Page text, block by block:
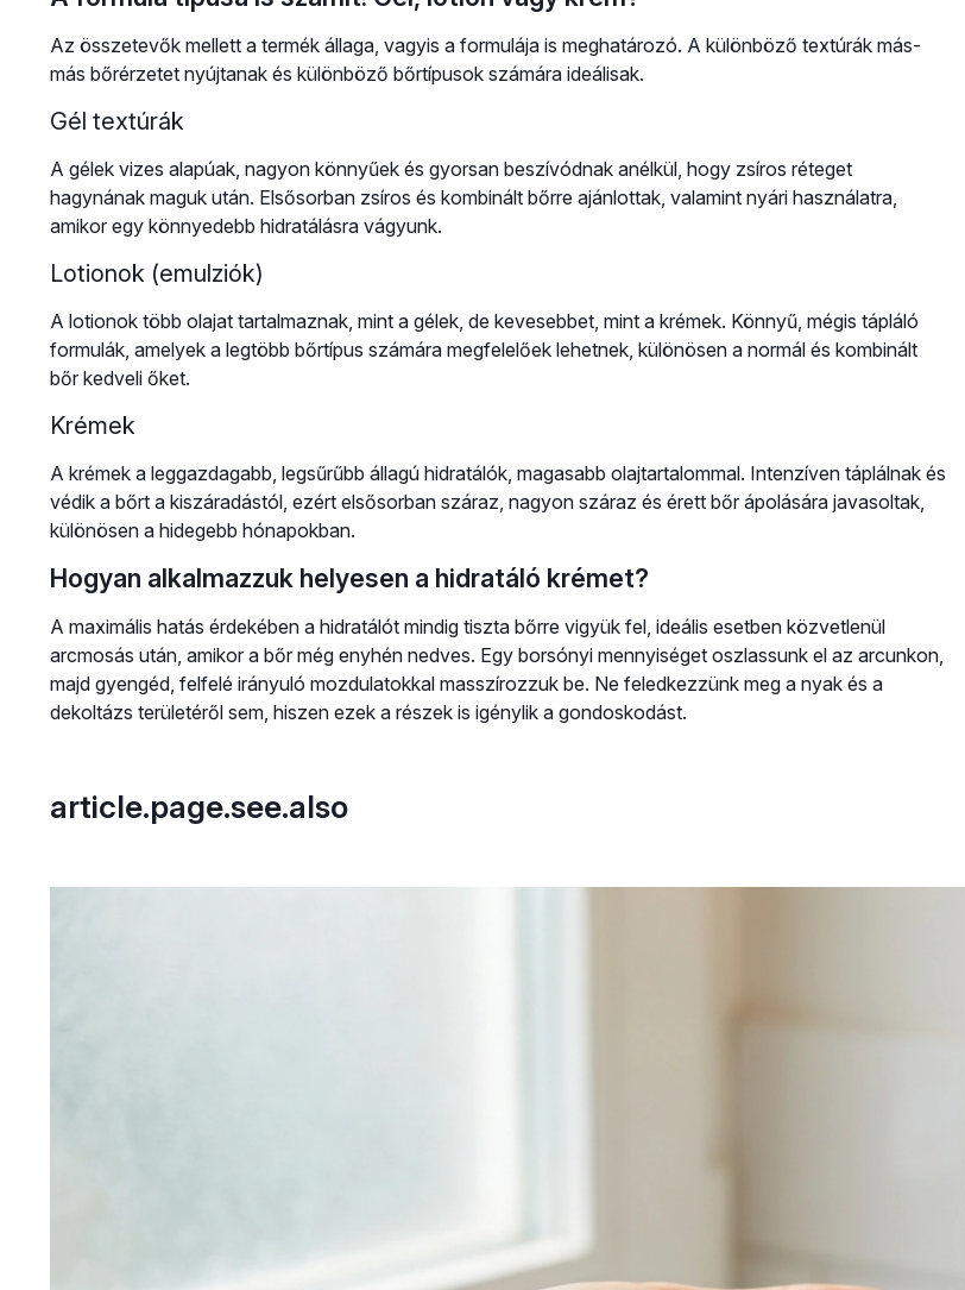
Az összetevők mellett a termék állaga, vagyis a formulája is meghatározó. A különböző textúrák más-
más bőrérzetet nyújtanak és különböző bőrtípusok számára ideálisak.
Gél textúrák
A gélek vizes alapúak, nagyon könnyűek és gyorsan beszívódnak anélkül, hogy zsíros réteget
hagynának maguk után. Elsősorban zsíros és kombinált bőrre ajánlottak, valamint nyári használatra,
amikor egy könnyedebb hidratálásra vágyunk.
Lotionok (emulziók)
A lotionok több olajat tartalmaznak, mint a gélek, de kevesebbet, mint a krémek. Könnyű, mégis tápláló
formulák, amelyek a legtöbb bőrtípus számára megfelelőek lehetnek, különösen a normál és kombinált
bőr kedveli őket.
Krémek
A krémek a leggazdagabb, legsűrűbb állagú hidratálók, magasabb olajtartalommal. Intenzíven táplálnak és
védik a bőrt a kiszáradástól, ezért elsősorban száraz, nagyon száraz és érett bőr ápolására javasoltak,
különösen a hidegebb hónapokban.
Hogyan alkalmazzuk helyesen a hidratáló krémet?
A maximális hatás érdekében a hidratálót mindig tiszta bőrre vigyük fel, ideális esetben közvetlenül
arcmosás után, amikor a bőr még enyhén nedves. Egy borsónyi mennyiséget oszlassunk el az arcunkon,
majd gyengéd, felfelé irányuló mozdulatokkal masszírozzuk be. Ne feledkezzünk meg a nyak és a
dekoltázs területéről sem, hiszen ezek a részek is igénylik a gondoskodást.
article.page.see.also